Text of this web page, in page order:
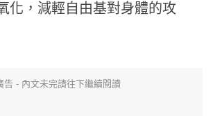
化，減輕自由基對身體的攻
告 - 內文未完請往下繼續閱讀